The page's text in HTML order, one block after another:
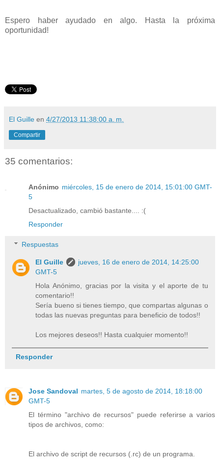
Espero haber ayudado en algo. Hasta la próxima
oportunidad!
El Guille en 4/27/2013 11:38:00 a. m.
Compartir
35 comentarios:
Anónimo miércoles, 15 de enero de 2014, 15:01:00 GMT-
5
Desactualizado, cambió bastante.... :(
Responder
Respuestas
El Guille
jueves, 16 de enero de 2014, 14:25:00
GMT-5
Hola Anónimo, gracias por la visita y el aporte de tu
comentario!!
Sería bueno si tienes tiempo, que compartas algunas o
todas las nuevas preguntas para beneficio de todos!!
Los mejores deseos!! Hasta cualquier momento!!
Responder
Jose Sandoval martes, 5 de agosto de 2014, 18:18:00
GMT-5
El término "archivo de recursos" puede referirse a varios
tipos de archivos, como:
El archivo de script de recursos (.rc) de un programa.